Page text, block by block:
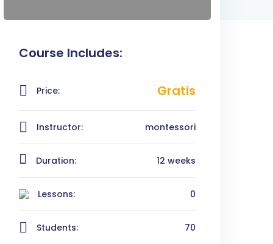
Course Includes:
Price: Gratis
Instructor: montessori
Duration: 12 weeks
Lessons: 0
Students: 70